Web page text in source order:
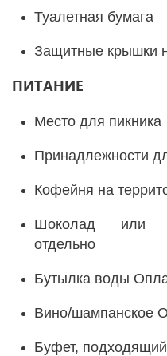
Туалетная бумага
Защитные крышки
ПИТАНИЕ
Место для пикника
Принадлежности
Кофейня на
Шоколад или
отдельно
Бутылка воды
Вино/шампанское
Буфет,